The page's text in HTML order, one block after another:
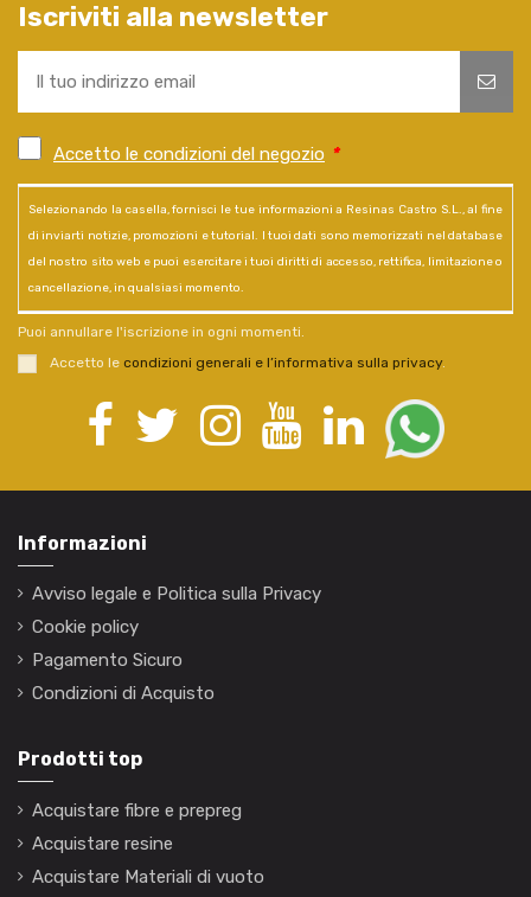
Iscriviti alla newsletter
Accetto le condizioni del negozio *
Selezionando la casella, fornisci le tue informazioni a Resinas Castro S.L., al fine
di inviarti notizie, promozioni e tutorial. I tuoi dati sono memorizzati nel database
del nostro sito web e puoi esercitare i tuoi diritti di accesso, rettifica, limitazione o
cancellazione, in qualsiasi momento.
Puoi annullare l'iscrizione in ogni momenti.
Accetto le condizioni generali e l’informativa sulla privacy.
Informazioni
Avviso legale e Politica sulla Privacy
Cookie policy
Pagamento Sicuro
Condizioni di Acquisto
Prodotti top
Acquistare fibre e prepreg
Acquistare resine
Acquistare Materiali di vuoto